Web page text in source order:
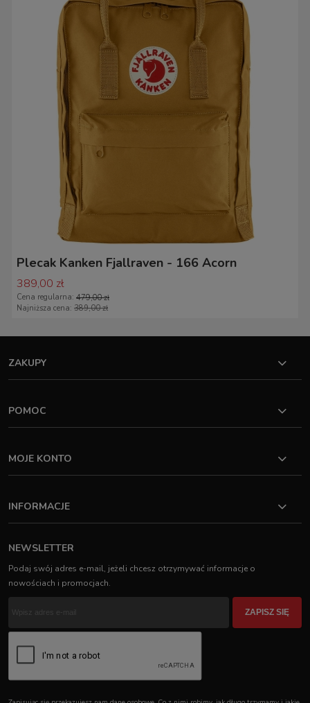
Plecak Kanken Fjallraven - 166 Acorn
389,00 zł
Cena regularna: 479,00 zł
Najniższa cena: 389,00 zł
ZAKUPY
POMOC
MOJE KONTO
INFORMACJE
NEWSLETTER
Podaj swój adres e-mail, jeżeli chcesz otrzymywać informacje o
nowościach i promocjach.
ZAPISZ SIĘ